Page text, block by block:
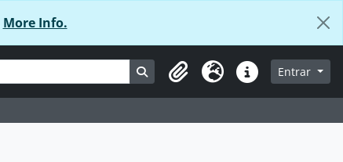
More Info.
Busque na página de navegação
Área de transferência
Idioma Ligações rápidas
Entrar